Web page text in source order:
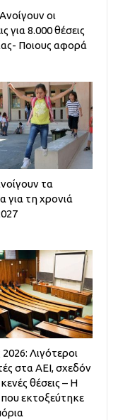
οι
για 8.000 θέσεις
Ποιους αφορά
τα
για τη χρονιά
2026: Λιγότεροι
στα ΑΕΙ, σχεδόν
θέσεις – Η
εκτοξεύτηκε